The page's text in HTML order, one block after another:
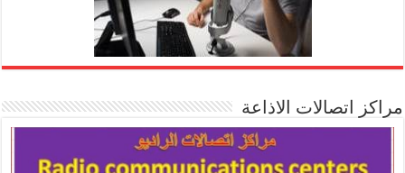
مراكز اتصالات الاذاعة